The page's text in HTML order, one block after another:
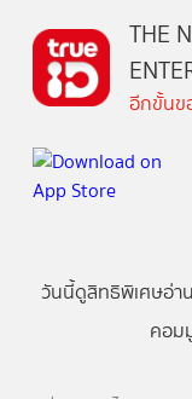
THE
อีกขั้นข
วันนี้ดูสิทธิพิเศษอ่าน
คอม